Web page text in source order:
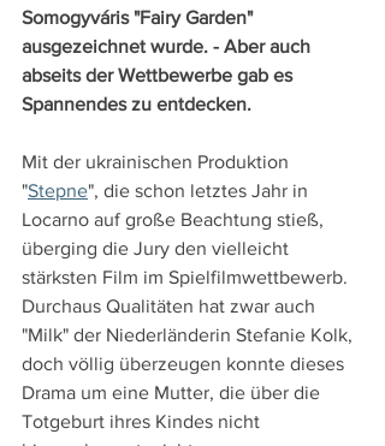
Somogyváris "Fairy Garden"
ausgezeichnet wurde. - Aber auch
abseits der Wettbewerbe gab es
Spannendes zu entdecken.
Mit der ukrainischen Produktion
"Stepne", die schon letztes Jahr in
Locarno auf große Beachtung stieß,
überging die Jury den vielleicht
stärksten Film im Spielfilmwettbewerb.
Durchaus Qualitäten hat zwar auch
"Milk" der Niederländerin Stefanie Kolk,
doch völlig überzeugen konnte dieses
Drama um eine Mutter, die über die
Totgeburt ihres Kindes nicht